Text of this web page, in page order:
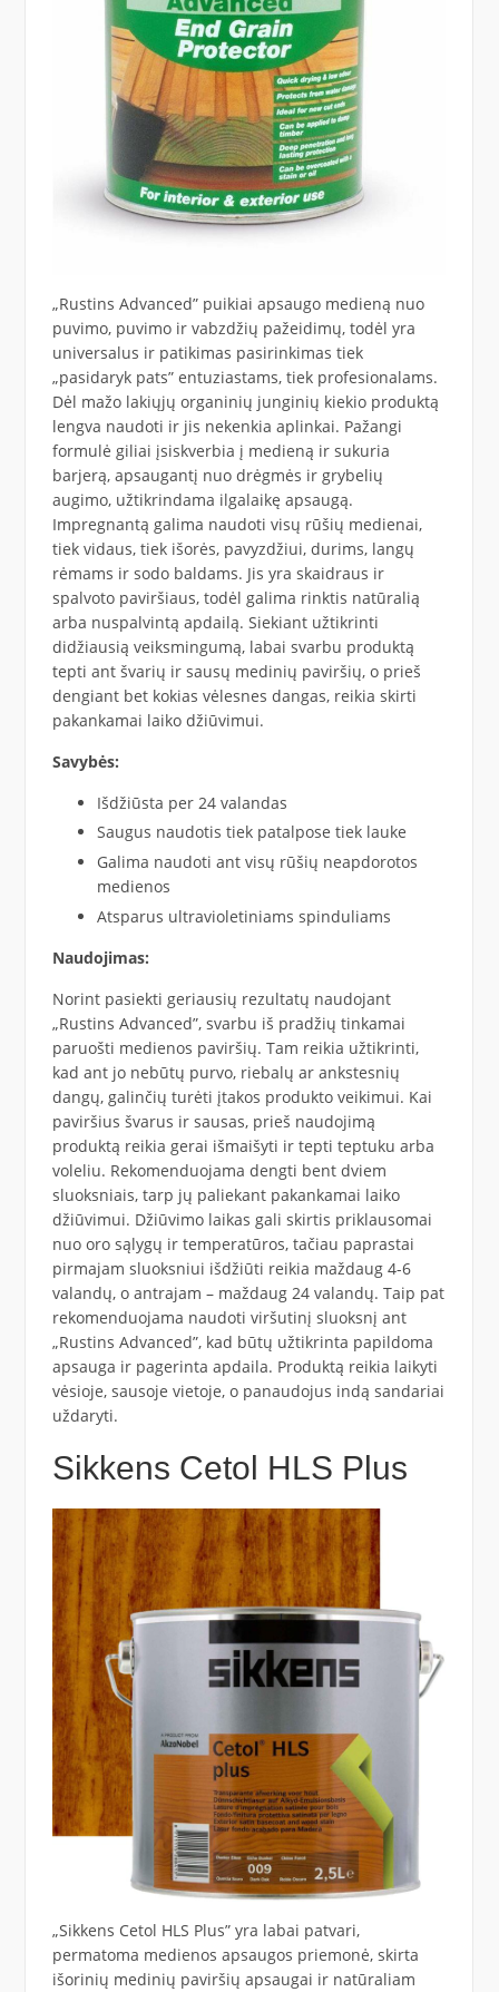
„Rustins Advanced” puikiai apsaugo medieną nuo
puvimo, puvimo ir vabzdžių pažeidimų, todėl yra
universalus ir patikimas pasirinkimas tiek
„pasidaryk pats” entuziastams, tiek profesionalams.
Dėl mažo lakiųjų organinių junginių kiekio produktą
lengva naudoti ir jis nekenkia aplinkai. Pažangi
formulė giliai įsiskverbia į medieną ir sukuria
barjerą, apsaugantį nuo drėgmės ir grybelių
augimo, užtikrindama ilgalaikę apsaugą.
Impregnantą galima naudoti visų rūšių medienai,
tiek vidaus, tiek išorės, pavyzdžiui, durims, langų
rėmams ir sodo baldams. Jis yra skaidraus ir
spalvoto paviršiaus, todėl galima rinktis natūralią
arba nuspalvintą apdailą. Siekiant užtikrinti
didžiausią veiksmingumą, labai svarbu produktą
tepti ant švarių ir sausų medinių paviršių, o prieš
dengiant bet kokias vėlesnes dangas, reikia skirti
pakankamai laiko džiūvimui.
Savybės:
Išdžiūsta per 24 valandas
Saugus naudotis tiek patalpose tiek lauke
Galima naudoti ant visų rūšių neapdorotos
medienos
Atsparus ultravioletiniams spinduliams
Naudojimas:
Norint pasiekti geriausių rezultatų naudojant
„Rustins Advanced”, svarbu iš pradžių tinkamai
paruošti medienos paviršių. Tam reikia užtikrinti,
kad ant jo nebūtų purvo, riebalų ar ankstesnių
dangų, galinčių turėti įtakos produkto veikimui. Kai
paviršius švarus ir sausas, prieš naudojimą
produktą reikia gerai išmaišyti ir tepti teptuku arba
voleliu. Rekomenduojama dengti bent dviem
sluoksniais, tarp jų paliekant pakankamai laiko
džiūvimui. Džiūvimo laikas gali skirtis priklausomai
nuo oro sąlygų ir temperatūros, tačiau paprastai
pirmajam sluoksniui išdžiūti reikia maždaug 4-6
valandų, o antrajam – maždaug 24 valandų. Taip pat
rekomenduojama naudoti viršutinį sluoksnį ant
„Rustins Advanced”, kad būtų užtikrinta papildoma
apsauga ir pagerinta apdaila. Produktą reikia laikyti
vėsioje, sausoje vietoje, o panaudojus indą sandariai
uždaryti.
Sikkens Cetol HLS Plus
„Sikkens Cetol HLS Plus” yra labai patvari,
permatoma medienos apsaugos priemonė, skirta
išorinių medinių paviršių apsaugai ir natūraliam